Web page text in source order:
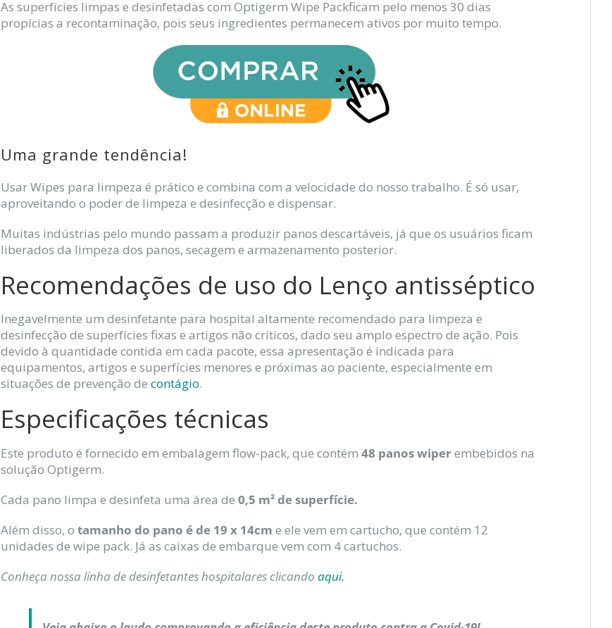
As superfícies limpas e desinfetadas com Optigerm Wipe Packficam pelo menos 30 dias
propícias a recontaminação, pois seus ingredientes permanecem ativos por muito tempo.
Uma grande tendência!
Usar Wipes para limpeza é prático e combina com a velocidade do nosso trabalho. É só usar,
aproveitando o poder de limpeza e desinfecção e dispensar.
Muitas indústrias pelo mundo passam a produzir panos descartáveis, já que os usuários ficam
liberados da limpeza dos panos, secagem e armazenamento posterior.
Recomendações de uso do Lenço antisséptico
Inegavelmente um desinfetante para hospital altamente recomendado para limpeza e
desinfecção de superfícies fixas e artigos não críticos, dado seu amplo espectro de ação. Pois
devido à quantidade contida em cada pacote, essa apresentação é indicada para
equipamentos, artigos e superfícies menores e próximas ao paciente, especialmente em
situações de prevenção decontágio.
Especificações técnicas
Este produto é fornecido em embalagem flow-pack, que contém48 panos wiperembebidos na
solução Optigerm.
Cada pano limpa e desinfeta uma área de0,5 m² de superfície.
Além disso, otamanho do pano é de 19 x 14cm e ele vem em cartucho, que contém 12
unidades de wipe pack. Já as caixas de embarque vem com 4 cartuchos.
Conheça nossa linha de desinfetantes hospitalares clicandoaqui.